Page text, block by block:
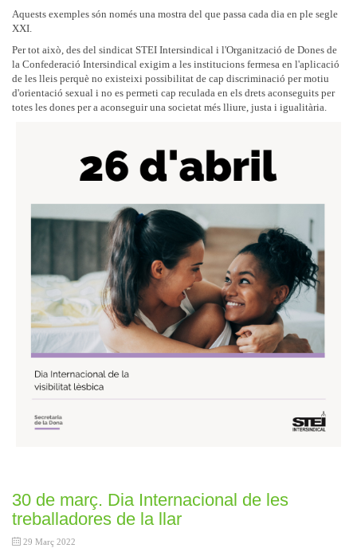
Aquests exemples són només una mostra del que passa cada dia en ple segle
XXI.
Per tot això, des del sindicat STEI Intersindical i l'Organització de Dones de
la Confederació Intersindical exigim a les institucions fermesa en l'aplicació
de les lleis perquè no existeixi possibilitat de cap discriminació per motiu
d'orientació sexual i no es permeti cap reculada en els drets aconseguits per
totes les dones per a aconseguir una societat més lliure, justa i igualitària.
30 de març. Dia Internacional de les
treballadores de la llar
29 Març 2022